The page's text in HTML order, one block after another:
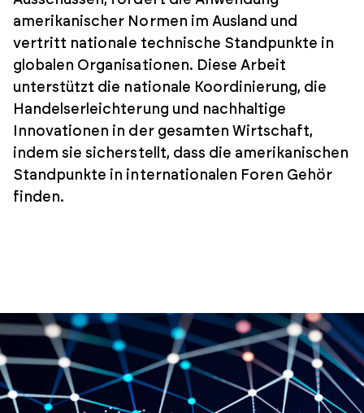
amerikanischer Normen im Ausland und
vertritt nationale technische Standpunkte in
globalen Organisationen. Diese Arbeit
unterstützt die nationale Koordinierung, die
Handelserleichterung und nachhaltige
Innovationen in der gesamten Wirtschaft,
indem sie sicherstellt, dass die amerikanischen
Standpunkte in internationalen Foren Gehör
finden.